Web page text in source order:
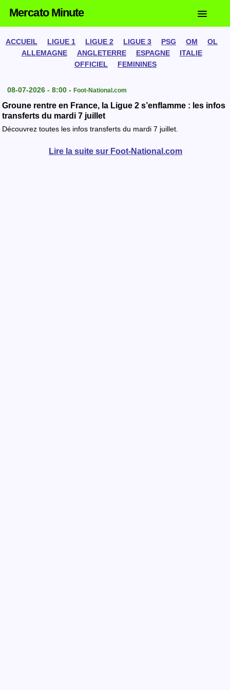
Mercato Minute
ACCUEIL LIGUE 1 LIGUE 2 LIGUE 3 PSG OM
OL
ALLEMAGNE
ANGLETERRE ESPAGNE
ITALIE
OFFICIEL
FEMININES
08-07-2026 - 8:00 - Foot-National.com
Groune rentre en France, la Ligue 2 s’enflamme : les infos
transferts du mardi 7 juillet
Découvrez toutes les infos transferts du mardi 7 juillet.
Lire la suite sur Foot-National.com